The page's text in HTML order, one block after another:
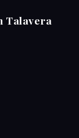
Talavera